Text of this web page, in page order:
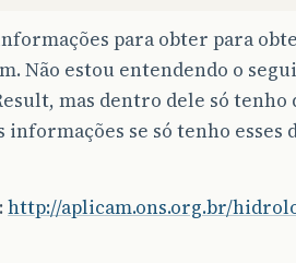
para obter para
Não estou entendendo o
mas dentro dele só tenho
informações se só tenho
http://aplicam.ons.org.br/